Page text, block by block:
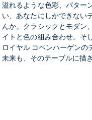
溢れるような色彩、パター
い、あなたにしかできない
んか。クラシックとモダン
イトと色の組み合わせ。そ
ロイヤル コペンハーゲン
未来も、そのテーブルに描